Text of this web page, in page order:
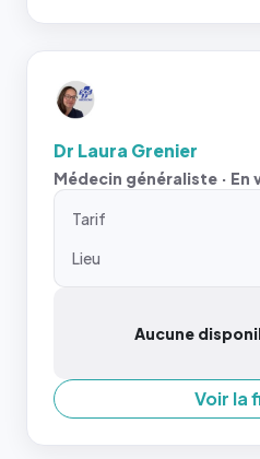
Dr Laura Grenier
Médecin généraliste · En
Tarif
Lieu
Aucune
Voir la